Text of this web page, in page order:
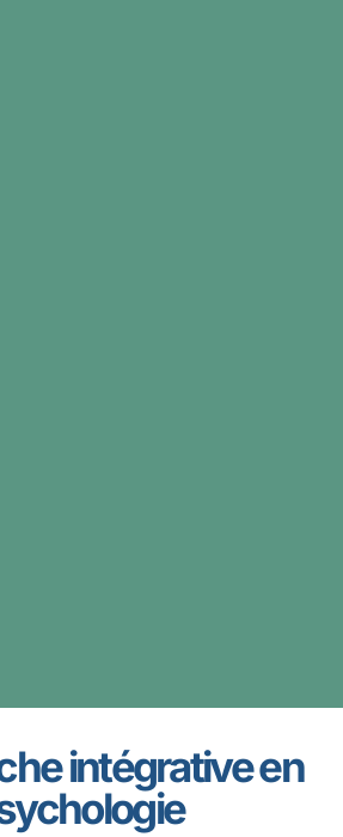
intégrative en